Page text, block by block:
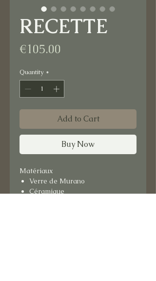
RECETTE
€105.00
Quantity *
Add to Cart
Buy Now
Matériaux
Verre de Murano
Céramique